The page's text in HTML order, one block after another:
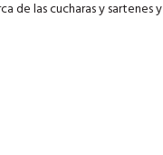
de las cucharas y sartenes y